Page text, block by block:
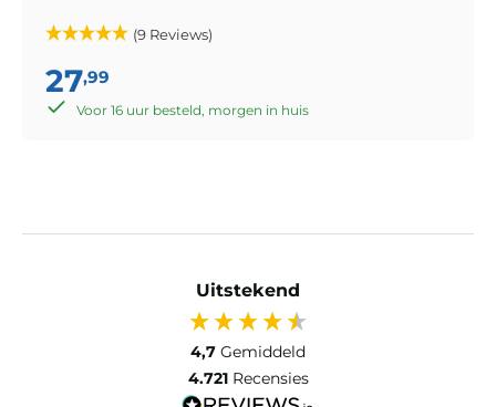
(9 Reviews)
27,99
Voor 16 uur besteld, morgen in huis
Uitstekend
4,7 Gemiddeld
4.721 Recensies